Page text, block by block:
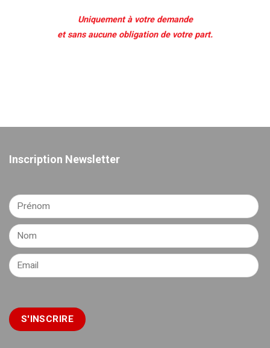
Uniquement à votre demande
et sans aucune obligation de votre part.
Inscription Newsletter